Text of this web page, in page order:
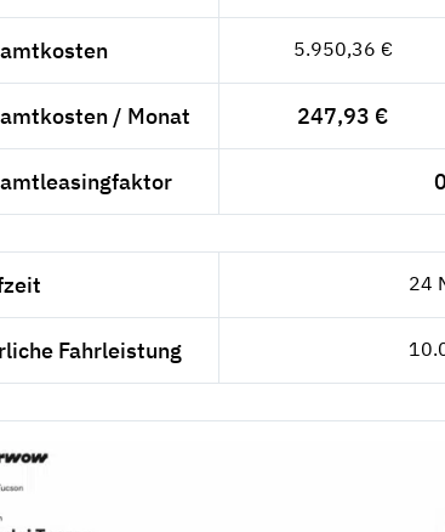
5.950,36 €
/ Monat 247,93 €
24
Fahrleistung